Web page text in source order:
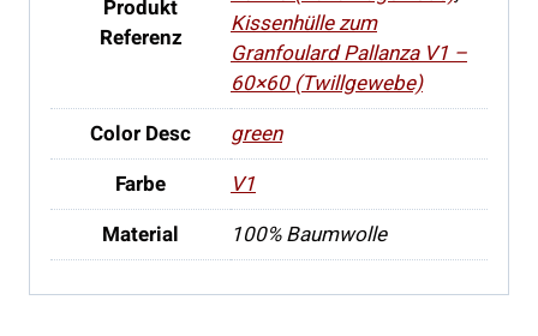
Produkt
Referenz
Kissenhülle zum
Granfoulard Pallanza V1 –
60×60 (Twillgewebe)
Color Desc
green
Farbe
V1
Material
100% Baumwolle